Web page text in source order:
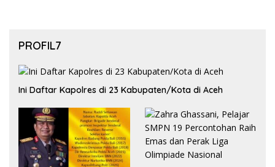
PROFIL7
Ini Daftar Kapolres di 23 Kabupaten/Kota di Aceh